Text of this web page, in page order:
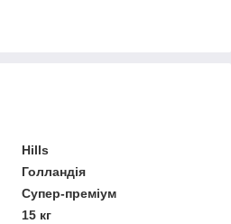
Hills
Голландія
Супер-преміум
15 кг